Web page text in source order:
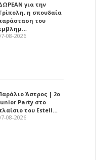
για την
η σπουδαία
του
08-2026
Άστρος | 2ο
Party στο
του Estell…
08-2026